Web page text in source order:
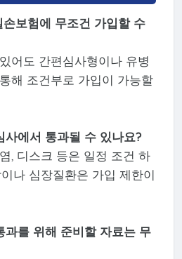
손보험에 무조건 가입할 수
어도 간편심사형이나 유병
해 조건부로 가입이 가능할
사에서 통과될 수 있나요?
, 디스크 등은 일정 조건 하
나 심장질환은 가입 제한이
과를 위해 준비할 자료는 무